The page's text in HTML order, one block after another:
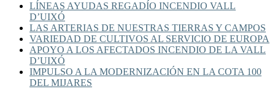
LÍNEAS AYUDAS REGADÍO INCENDIO VALL
D’UIXÓ
LAS ARTERIAS DE NUESTRAS TIERRAS Y CAMPOS
VARIEDAD DE CULTIVOS AL SERVICIO DE EUROPA
APOYO A LOS AFECTADOS INCENDIO DE LA VALL
D’UIXÓ
IMPULSO A LA MODERNIZACIÓN EN LA COTA 100
DEL MIJARES